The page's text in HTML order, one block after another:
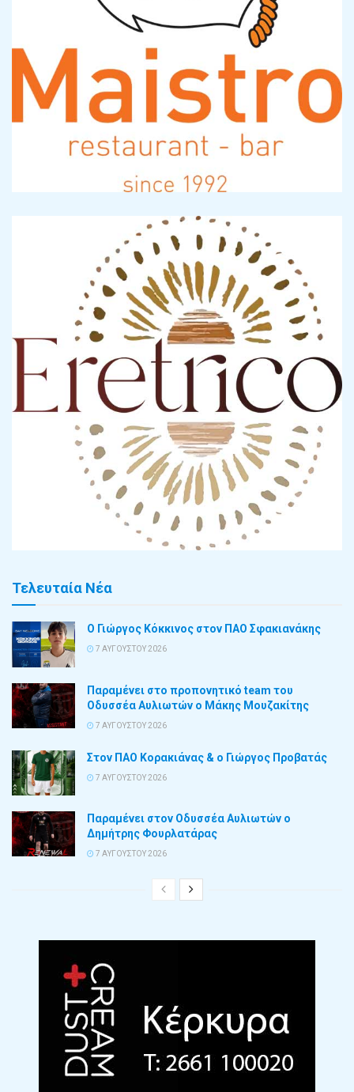
Τελευταία Νέα
Ο Γιώργος Κόκκινος στον ΠΑΟ Σφακιανάκης
7 ΑΥΓΟΎΣΤΟΥ 2026
Παραμένει στο προπονητικό team του
Οδυσσέα Αυλιωτών ο Μάκης Μουζακίτης
7 ΑΥΓΟΎΣΤΟΥ 2026
Στον ΠΑΟ Κορακιάνας & ο Γιώργος Προβατάς
7 ΑΥΓΟΎΣΤΟΥ 2026
Παραμένει στον Οδυσσέα Αυλιωτών ο
Δημήτρης Φουρλατάρας
7 ΑΥΓΟΎΣΤΟΥ 2026